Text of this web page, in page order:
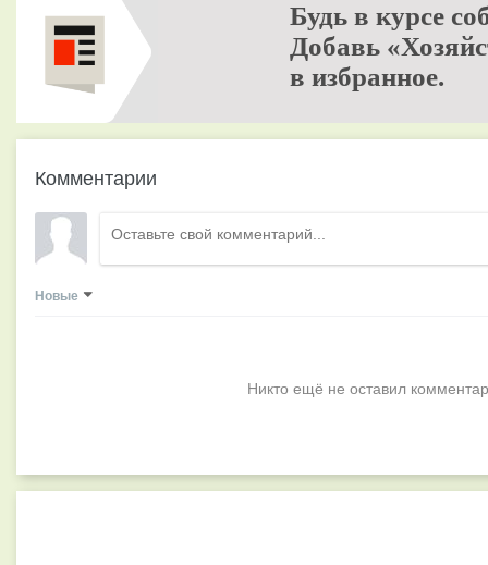
Будь в курсе
Добавь
в избранное.
Комментарии
Новые
Никто ещё не оставил